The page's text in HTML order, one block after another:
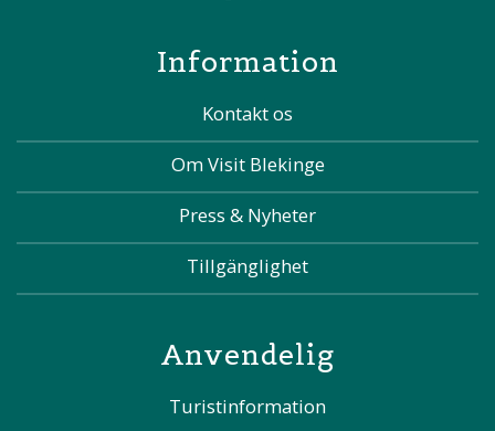
Information
Kontakt os
Om Visit Blekinge
Press & Nyheter
Tillgänglighet
Anvendelig
Turistinformation